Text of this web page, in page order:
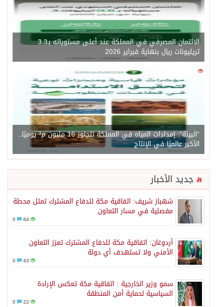
الائتمان المصرفي في المملكة عند أعلى مستوياته بـ3.3
تريليونات ريال بنهاية فبراير 2026
1450
“البيئة”: إمدادات المياه في المملكة تتجاوز 16 مليون م³ يوميًا..
الأكبر عالميًا في الإنتاج
جديد الأخبار
شهباز شريف: اتفاقية مكة للدفاع المشترك تمثل محطة
مفصلية في مسار التعاون
64
أردوغان: اتفاقية مكة للدفاع المشترك تعزز التعاون
الأمني ولا تستهدف أي دولة
43
سمو وزير الخارجية : اتفاقية مكة تعكس الإرادة
السياسية لحماية أمن المنطقة
22